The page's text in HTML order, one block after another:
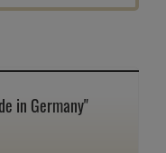
in Germany"